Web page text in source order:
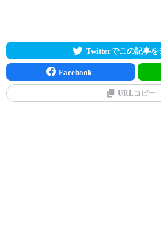
Twitterでこの記事を
Facebook
URLコピー